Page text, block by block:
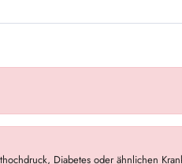
Diabetes oder ähnlichen